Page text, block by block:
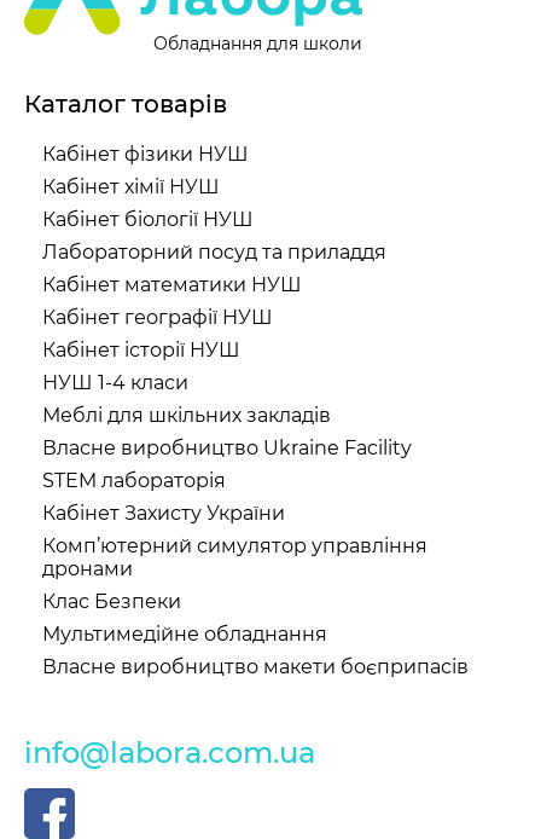
Обладнання для школи
Каталог товарів
Кабінет фізики НУШ
Кабінет хімії НУШ
Кабінет біології НУШ
Лабораторний посуд та приладдя
Кабінет математики НУШ
Кабінет географії НУШ
Кабінет історії НУШ
НУШ 1-4 класи
Меблі для шкільних закладів
Власне виробництво Ukraine Facility
STEM лабораторія
Кабінет Захисту України
Комп’ютерний симулятор управління
дронами
Клас Безпеки
Мультимедійне обладнання
Власне виробництво макети боєприпасів
info@labora.com.ua